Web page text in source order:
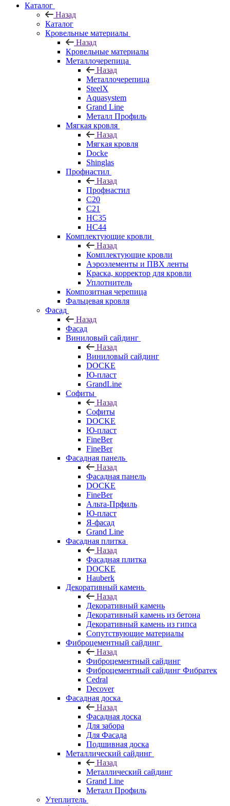
Каталог
Назад
Каталог
Кровельные материалы
Назад
Кровельные материалы
Металлочерепица
Назад
Металлочерепица
SteelX
Aquasystem
Grand Line
Металл Профиль
Мягкая кровля
Назад
Мягкая кровля
Docke
Shinglas
Профнастил
Назад
Профнастил
C20
C21
НС35
НС44
Комплектующие кровли
Назад
Комплектующие кровли
Аэроэлементы и ПВХ ленты
Краска, корректор для кровли
Уплотнитель
Композитная черепица
Фальцевая кровля
Фасад
Назад
Фасад
Виниловый сайдинг
Назад
Виниловый сайдинг
DOCKE
Ю-пласт
GrandLine
Софиты
Назад
Софиты
DOCKE
Ю-пласт
FineBer
FineBer
Фасадная панель
Назад
Фасадная панель
DOCKE
FineBer
Альта-Прфиль
Ю-пласт
Я-фасад
Grand Line
Фасадная плитка
Назад
Фасадная плитка
DOCKE
Hauberk
Декоративный камень
Назад
Декоративный камень
Декоративный камень из бетона
Декоративный камень из гипса
Сопутствующие материалы
Фиброцементный сайдинг
Назад
Фиброцементный сайдинг
Фиброцементный сайдинг Фибратек
Cedral
Decover
Фасадная доска
Назад
Фасадная доска
Для забора
Для Фасада
Подшивная доска
Металлический сайдинг
Назад
Металлический сайдинг
Grand Line
Металл Профиль
Утеплитель